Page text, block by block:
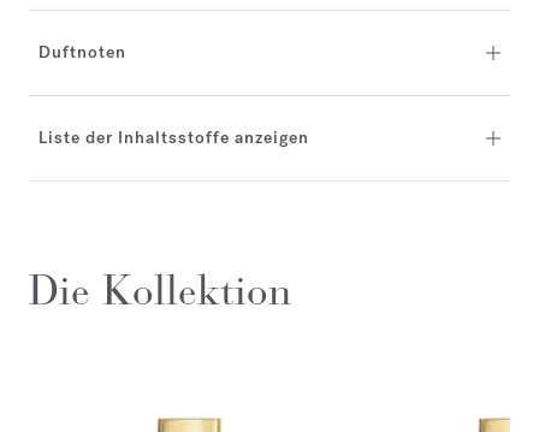
Duftnoten
Liste der Inhaltsstoffe anzeigen
Die Kollektion